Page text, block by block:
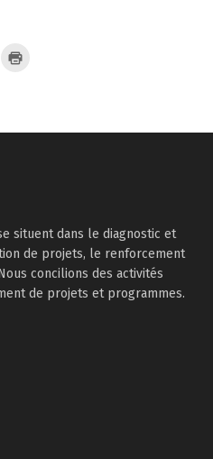
situent dans le diagnostic et
de projets, le renforcement
concilions des activités
de projets et programmes.